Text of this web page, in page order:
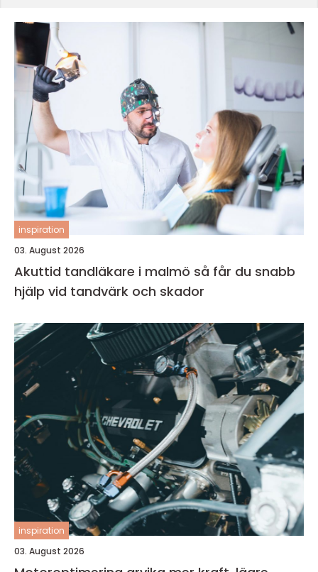
inspiration
03. August 2026
Akuttid tandläkare i malmö så får du snabb
hjälp vid tandvärk och skador
inspiration
03. August 2026